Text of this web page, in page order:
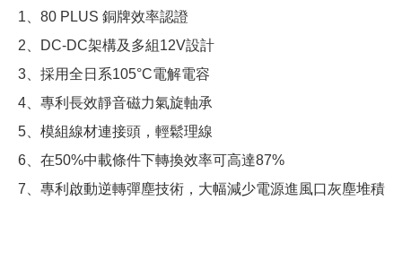
1、80 PLUS 銅牌效率認證
2、DC-DC架構及多組12V設計
3、採用全日系105°C電解電容
4、專利長效靜音磁力氣旋軸承
5、模組線材連接頭，輕鬆理線
6、在50%中載條件下轉換效率可高達87%
7、專利啟動逆轉彈塵技術，大幅減少電源進風口灰塵堆積